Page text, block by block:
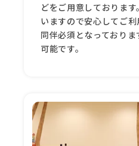
どをご用意しておりま
いますので安心してご
同伴必須となっており
可能です。